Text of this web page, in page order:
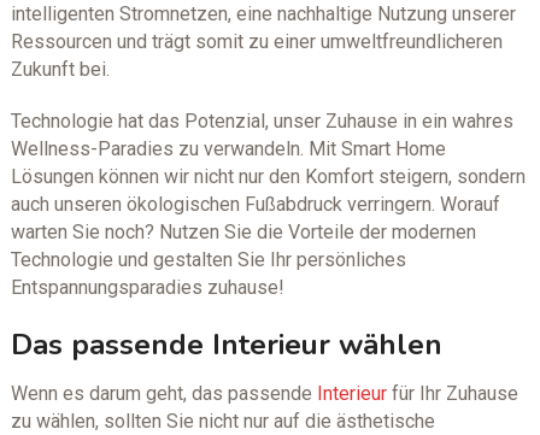
intelligenten Stromnetzen, eine nachhaltige Nutzung unserer
Ressourcen und trägt somit zu einer umweltfreundlicheren
Zukunft bei.
Technologie hat das Potenzial, unser Zuhause in ein wahres
Wellness-Paradies zu verwandeln. Mit Smart Home
Lösungen können wir nicht nur den Komfort steigern, sondern
auch unseren ökologischen Fußabdruck verringern. Worauf
warten Sie noch? Nutzen Sie die Vorteile der modernen
Technologie und gestalten Sie Ihr persönliches
Entspannungsparadies zuhause!
Das passende Interieur wählen
Wenn es darum geht, das passende Interieurfür Ihr Zuhause
zu wählen, sollten Sie nicht nur auf die ästhetische